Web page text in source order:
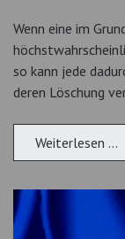
Wenn eine im
so kann jede
deren Löschung
Weiterlesen …